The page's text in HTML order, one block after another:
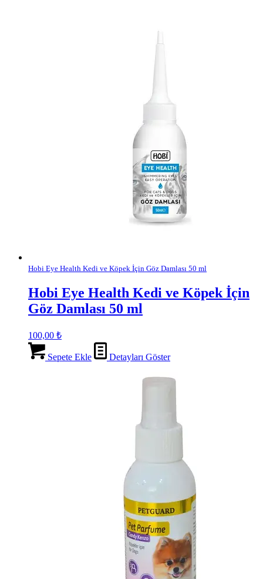
Hobi Eye Health Kedi ve Köpek İçin Göz Damlası 50 ml
Hobi Eye Health Kedi ve Köpek İçin
Göz Damlası 50 ml
100,00 ₺
Sepete Ekle Detayları Göster